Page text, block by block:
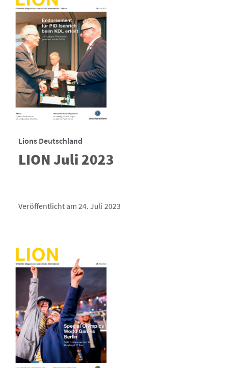
Lions Deutschland
LION Juli 2023
Veröffentlicht am 24. Juli 2023